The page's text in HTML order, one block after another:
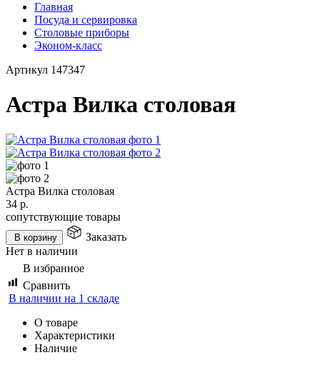
Главная
Посуда и сервировка
Столовые приборы
Эконом-класс
Артикул 147347
Астра Вилка столовая
Астра Вилка столовая
34 р.
сопутствующие товары
В корзину
Заказать
Нет в наличии
В избранное
Сравнить
В наличии на 1 складе
О товаре
Характеристики
Наличие